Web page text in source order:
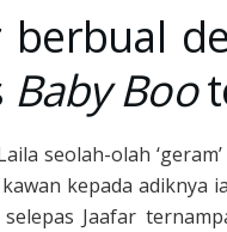
berbual
Baby Boo
seolah-olah
kepada adiknya
Jaafar